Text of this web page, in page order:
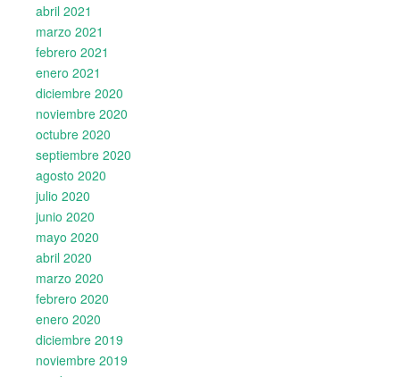
abril 2021
marzo 2021
febrero 2021
enero 2021
diciembre 2020
noviembre 2020
octubre 2020
septiembre 2020
agosto 2020
julio 2020
junio 2020
mayo 2020
abril 2020
marzo 2020
febrero 2020
enero 2020
diciembre 2019
noviembre 2019